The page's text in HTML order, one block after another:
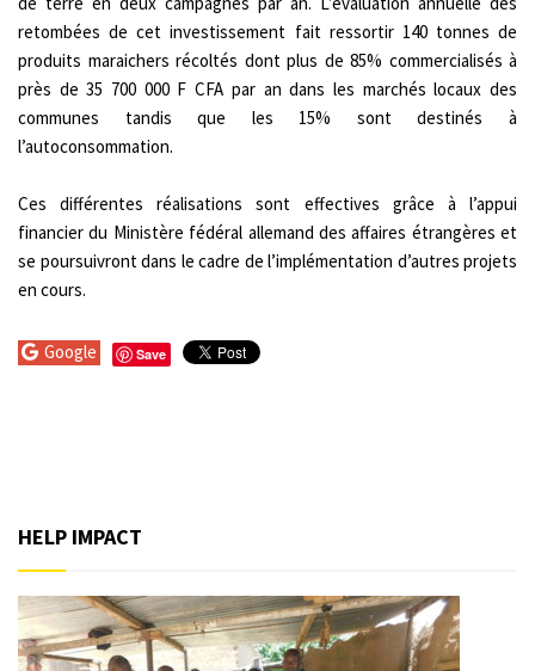
retombées de cet investissement fait ressortir 140 tonnes de
produits maraichers récoltés dont plus de 85% commercialisés à
près de 35 700 000 F CFA par an dans les marchés locaux des
communes tandis que les 15% sont destinés à
l’autoconsommation.
Ces différentes réalisations sont effectives grâce à l’appui
financier du Ministère fédéral allemand des affaires étrangères et
se poursuivront dans le cadre de l’implémentation d’autres projets
en cours.
Google Save
HELP IMPACT